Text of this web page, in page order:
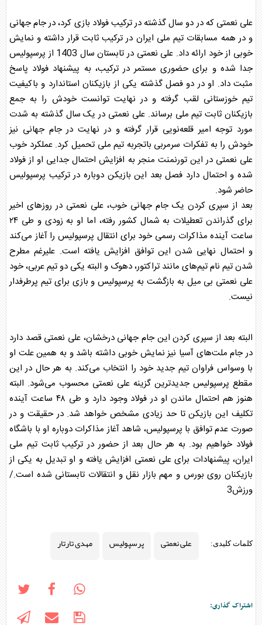
علی نعمتی که در دو سال گذشته در ترکیب فولاد بازی کرد، در جام جهانی
و در همه مسابقات تیم ملی ایران در ترکیب ثابت قرار داشته و نمایش
خوبی از خود ارائه داد. علی نعمتی در تابستان سال 1403 از
پرسپولیس
جدا شده و برای حضوری مستمر در ترکیب، به پیشنهاد فولاد پاسخ
مثبت داد. او در دو فصل گذشته یکی از بازیکنان استاندارد و باکیفیت
تیم خوزستانی لقب گرفته و در نهایت توانست خودش را به جمع
بازیکنان ثابت تیم ملی برساند.علی نعمتی در یک سال گذشته به شدت
مورد توجه امیر قلعه‌نویی قرار گرفته و در نهایت در جام جهانی نیز
خودش را به تفکرات سرمربی باتجربه تیم ملی تحمیل کرد. عملکرد خوب
علی نعمتی در این تورنمنت منجر به افزایش احتمال جدایی او از فولاد
شده و احتمال دارد فصل بعد این بازیکن دوباره در ترکیب پرسپولیس
حاضر شود.
بعد از سپری کردن یک جام جهانی خوب، علی نعمتی در روزهای اخیر
برای گذراندن تعطیلات به شمال کشور رفته، اما او به زودی و طی ۲۴
ساعت آینده مذاکرات رسمی خود برای انتقال پرسپولیسرا آغاز می‌کند
و احتمال نهایی شدن این توافق افزایش یافته است. علیرغم مطرح
شدن تیم نام تیم‌های مانند تراکتور، دهوک و البته یکی دو تیم عربی، خود
علی نعمتی بی میل به بازگشت به پرسپولیسو بازی برای تیم پرطرفدار
نیست.
البته بعد از سپری کردن این جام جهانی درخشان، علی نعمتی قصد دارد
در جام ملت‌های آسیا نیز نمایش خوبی داشته باشد و به همین علت او
با وسواس فراوان تیم جدید خود را انتخاب می‌کند. به هر حال در این
مقطع پرسپولیس جدیدترین گزینه علی نعمتی محسوب می‌شود. البته
هنوز هم احتمال ماندن او در فولاد وجود دارد و طی ۴۸ ساعت آینده
تکلیف این بازیکن تا حد زیادی مشخص خواهد شد. در حقیقت و در
صورت عدم توافق با پرسپولیس، شاهد آغاز مذاکرات دوباره او با باشگاه
فولاد خواهیم بود. به هر حال بعد از حضور در ترکیب ثابت تیم ملی
ایران، پیشنهادات برای علی نعمتی افزایش یافته و او تبدیل به یکی از
بازیکنان روی بورس و مهم بازار نقل و انتقالات تابستانی شده است./
ورزش3
کلمات کلیدی: علی نعمتی پرسپولیس مهدی تارتار
اشتراک گذاری: